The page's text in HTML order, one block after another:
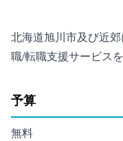
北海道旭川市及び近
職/転職支援サービス
予算
無料